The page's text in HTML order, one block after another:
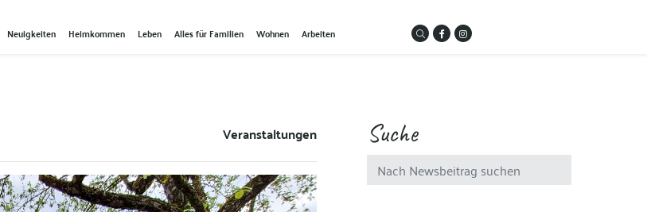
Neuigkeiten Heimkommen Leben Alles für Familien Wohnen Arbeiten
Veranstaltungen Suche